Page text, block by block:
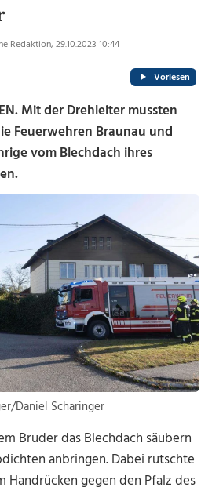
Redaktion, 29.10.2023 10:44
Vorlesen
Mit der Drehleiter mussten
Feuerwehren Braunau und
vom Blechdach ihres
Daniel Scharinger
Bruder das Blechdach säubern
anbringen. Dabei rutschte
Handrücken gegen den Pfalz des